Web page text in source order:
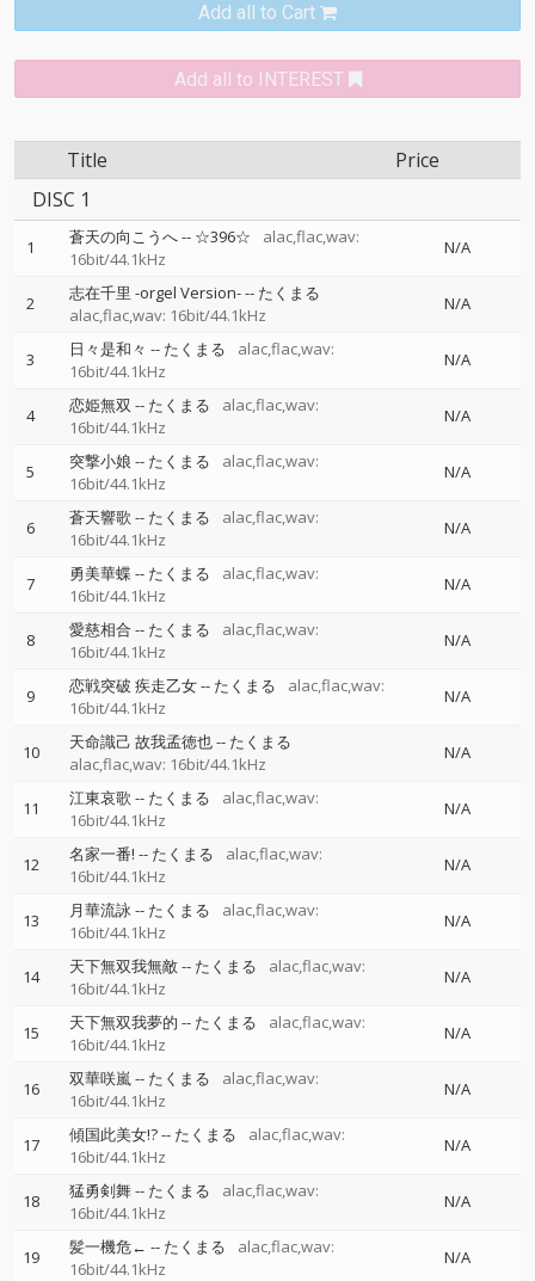
Add all to Cart
Add all to INTEREST
Title
Price
DISC 1
1 蒼天の向こうへ-- ☆396☆
alac,flac,wav:
16bit/44.1kHz
N/A
2 志在千里 -orgel Version--- たくまる
alac,flac,wav: 16bit/44.1kHz
N/A
3 日々是和々 -- たくまる
alac,flac,wav:
16bit/44.1kHz
N/A
4 恋姫無双 -- たくまる
alac,flac,wav:
16bit/44.1kHz
N/A
5 突撃小娘 -- たくまる
alac,flac,wav:
16bit/44.1kHz
N/A
6 蒼天響歌 -- たくまる
alac,flac,wav:
16bit/44.1kHz
N/A
7 勇美華蝶 -- たくまる
alac,flac,wav:
16bit/44.1kHz
N/A
8 愛慈相合-- たくまる
alac,flac,wav:
16bit/44.1kHz
N/A
9 恋戦突破 疾走乙女-- たくまる
alac,flac,wav:
16bit/44.1kHz
N/A
10 天命識己 故我孟徳也-- たくまる
alac,flac,wav: 16bit/44.1kHz
N/A
11 江東哀歌 -- たくまる
alac,flac,wav:
16bit/44.1kHz
N/A
12 名家一番! -- たくまる
alac,flac,wav:
16bit/44.1kHz
N/A
13 月華流詠-- たくまる
alac,flac,wav:
16bit/44.1kHz
N/A
14 天下無双我無敵-- たくまる
alac,flac,wav:
16bit/44.1kHz
N/A
15 天下無双我夢的 -- たくまる
alac,flac,wav:
16bit/44.1kHz
N/A
16 双華咲嵐-- たくまる
alac,flac,wav:
16bit/44.1kHz
N/A
17 傾国此美女!?-- たくまる
alac,flac,wav:
16bit/44.1kHz
N/A
18 猛勇剣舞-- たくまる
alac,flac,wav:
16bit/44.1kHz
N/A
19 髪一機危← -- たくまる
alac,flac,wav:
16bit/44.1kHz
N/A